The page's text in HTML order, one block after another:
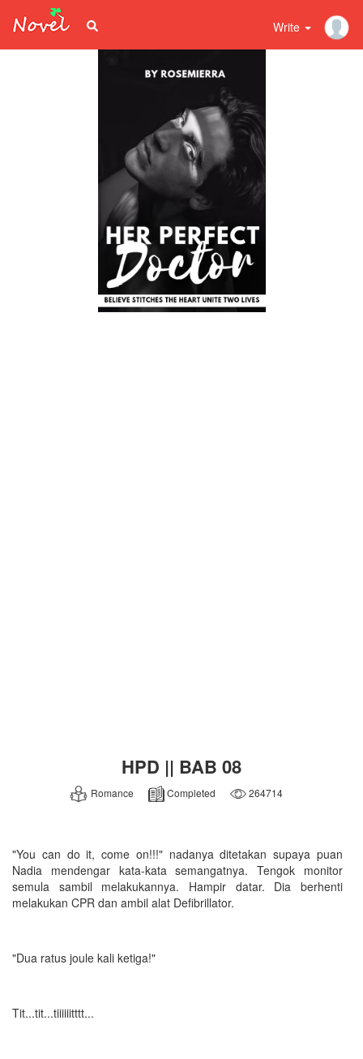
Write
HPD || BAB 08
Romance Completed 264714
"You can do it, come on!!!" nadanya ditetakan supaya puan
Nadia mendengar kata-kata semangatnya. Tengok monitor
semula sambil melakukannya. Hampir datar. Dia berhenti
melakukan CPR dan ambil alat Defibrillator.
"Dua ratus joule kali ketiga!"
Tit...tit...tiiiiiitttt...